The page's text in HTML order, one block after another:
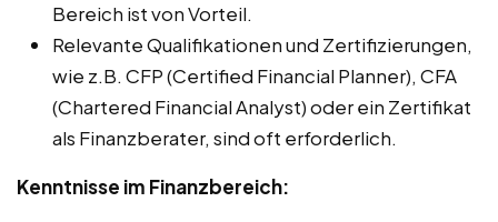
Bereich ist von Vorteil.
Relevante Qualifikationen und Zertifizierungen,
wie z.B. CFP (Certified Financial Planner), CFA
(Chartered Financial Analyst) oder ein Zertifikat
als Finanzberater, sind oft erforderlich.
Kenntnisse im Finanzbereich: